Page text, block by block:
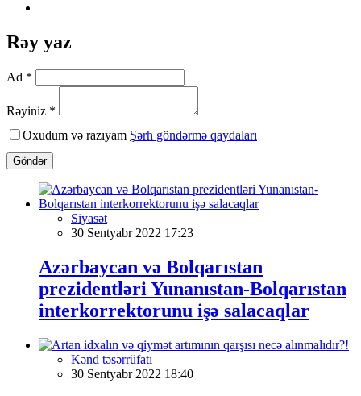
Rəy yaz
Ad *
Rəyiniz *
Oxudum və razıyam Şərh göndərmə qaydaları
Göndər
Siyasət
30 Sentyabr 2022 17:23
Azərbaycan və Bolqarıstan
prezidentləri Yunanıstan-Bolqarıstan
interkorrektorunu işə salacaqlar
Kənd təsərrüfatı
30 Sentyabr 2022 18:40